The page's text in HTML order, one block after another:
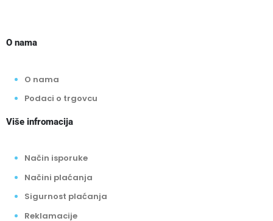
O nama
O nama
Podaci o trgovcu
Više infromacija
Način isporuke
Načini plaćanja
Sigurnost plaćanja
Reklamacije